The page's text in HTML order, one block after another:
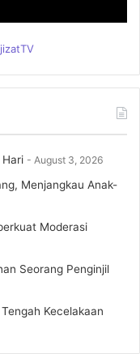
Hari August 3, 2026
Menjangkau Anak-
Moderasi
Seorang Penginjil
Kecelakaan